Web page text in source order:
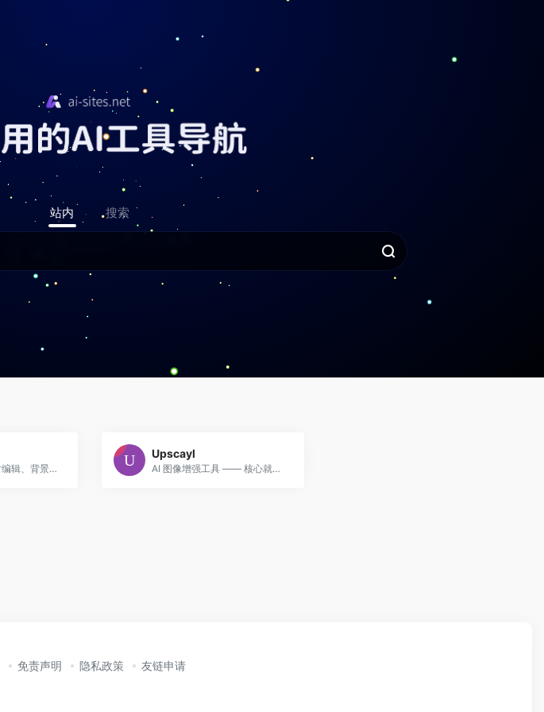
站内 搜索
集图像生成、照片编辑、背景移除等功能与模板丰富的一体化 AI 平台，适合内容创作者、电商卖家和任何需要快速制作高质量视觉素材的用户。
Upscayl
AI 图像增强工具 —— 核心就是把模糊、低清的图片（比如老照片、模糊素材、小图）变成高清图。
免责声明 隐私政策 友链申请